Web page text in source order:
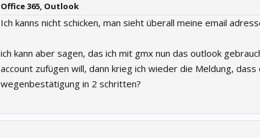
Office 365, Outlook
Ich kanns nicht schicken, man sieht überall meine email
ich kann aber sagen, das ich mit gmx nun das outlook
account zufügen will, dann krieg ich wieder die Meldung,
wegenbestätigung in 2 schritten?